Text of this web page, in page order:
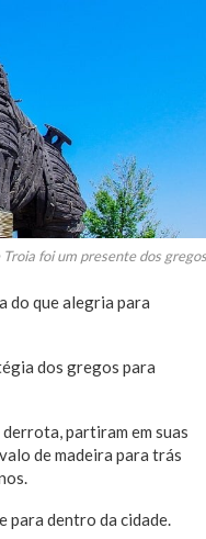
Troia foi um presente dos
do que alegria para
dos gregos para
partiram em suas
de madeira para trás
para dentro da cidade.